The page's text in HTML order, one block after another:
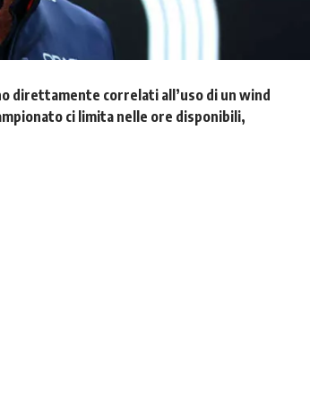
direttamente correlati all’uso di un wind
ci limita nelle ore disponibili,